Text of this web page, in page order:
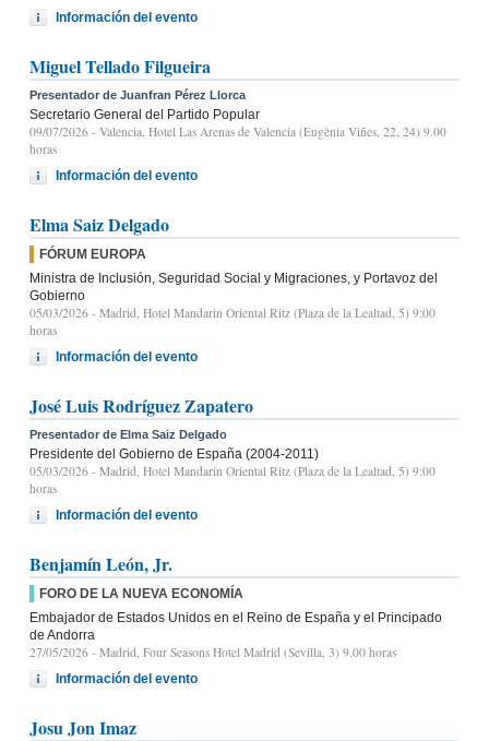
Información del evento
Miguel Tellado Filgueira
Presentador de Juanfran Pérez Llorca
Secretario General del Partido Popular
09/07/2026 - Valencia, Hotel Las Arenas de Valencia (Eugènia Viñes, 22, 24) 9.00
horas
Información del evento
Elma Saiz Delgado
FÓRUM EUROPA
Ministra de Inclusión, Seguridad Social y Migraciones, y Portavoz del
Gobierno
05/03/2026 - Madrid, Hotel Mandarin Oriental Ritz (Plaza de la Lealtad, 5) 9:00
horas
Información del evento
José Luis Rodríguez Zapatero
Presentador de Elma Saiz Delgado
Presidente del Gobierno de España (2004-2011)
05/03/2026 - Madrid, Hotel Mandarin Oriental Ritz (Plaza de la Lealtad, 5) 9:00
horas
Información del evento
Benjamín León, Jr.
FORO DE LA NUEVA ECONOMÍA
Embajador de Estados Unidos en el Reino de España y el Principado
de Andorra
27/05/2026 - Madrid, Four Seasons Hotel Madrid (Sevilla, 3) 9.00 horas
Información del evento
Josu Jon Imaz